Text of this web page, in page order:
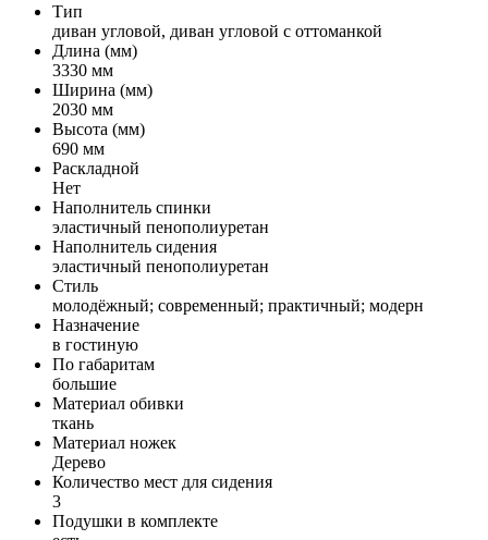
Тип
диван угловой, диван угловой с оттоманкой
Длина (мм)
3330 мм
Ширина (мм)
2030 мм
Высота (мм)
690 мм
Раскладной
Нет
Наполнитель спинки
эластичный пенополиуретан
Наполнитель сидения
эластичный пенополиуретан
Стиль
молодёжный; современный; практичный; модерн
Назначение
в гостиную
По габаритам
большие
Материал обивки
ткань
Материал ножек
Дерево
Количество мест для сидения
3
Подушки в комплекте